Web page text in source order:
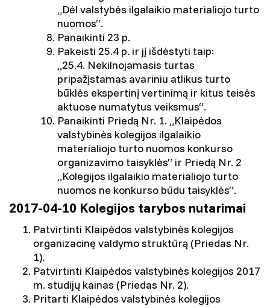
„Dėl valstybės ilgalaikio materialiojo turto
nuomos“.
Panaikinti 23 p.
Pakeisti 25.4 p. ir jį išdėstyti taip:
„25.4. Nekilnojamasis turtas
pripažįstamas avariniu atlikus turto
būklės ekspertinį vertinimą ir kitus teisės
aktuose numatytus veiksmus“.
Panaikinti Priedą Nr. 1. „Klaipėdos
valstybinės kolegijos ilgalaikio
materialiojo turto nuomos konkurso
organizavimo taisyklės“ ir Priedą Nr. 2
„Kolegijos ilgalaikio materialiojo turto
nuomos ne konkurso būdu taisyklės“.
2017-04-10 Kolegijos tarybos nutarimai
Patvirtinti Klaipėdos valstybinės kolegijos
organizacinę valdymo struktūrą (Priedas Nr.
1).
Patvirtinti Klaipėdos valstybinės kolegijos 2017
m. studijų kainas (Priedas Nr. 2).
Pritarti Klaipėdos valstybinės kolegijos